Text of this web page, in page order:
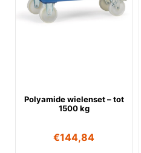
Polyamide wielenset – tot
1500 kg
€144,84